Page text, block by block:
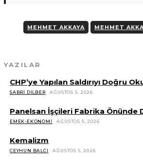
MEHMET AKKAYA MEHMET
YAZILAR
CHP’ye Yapılan Saldırıyı Doğru
SABRI DILBER AĞUSTOS 5, 2026
Panelsan İşçileri Fabrika Önünde
EMEK-EKONOMI AĞUSTOS 5, 2026
Kemalizm
CEYHUN BALCI AĞUSTOS 5, 2026